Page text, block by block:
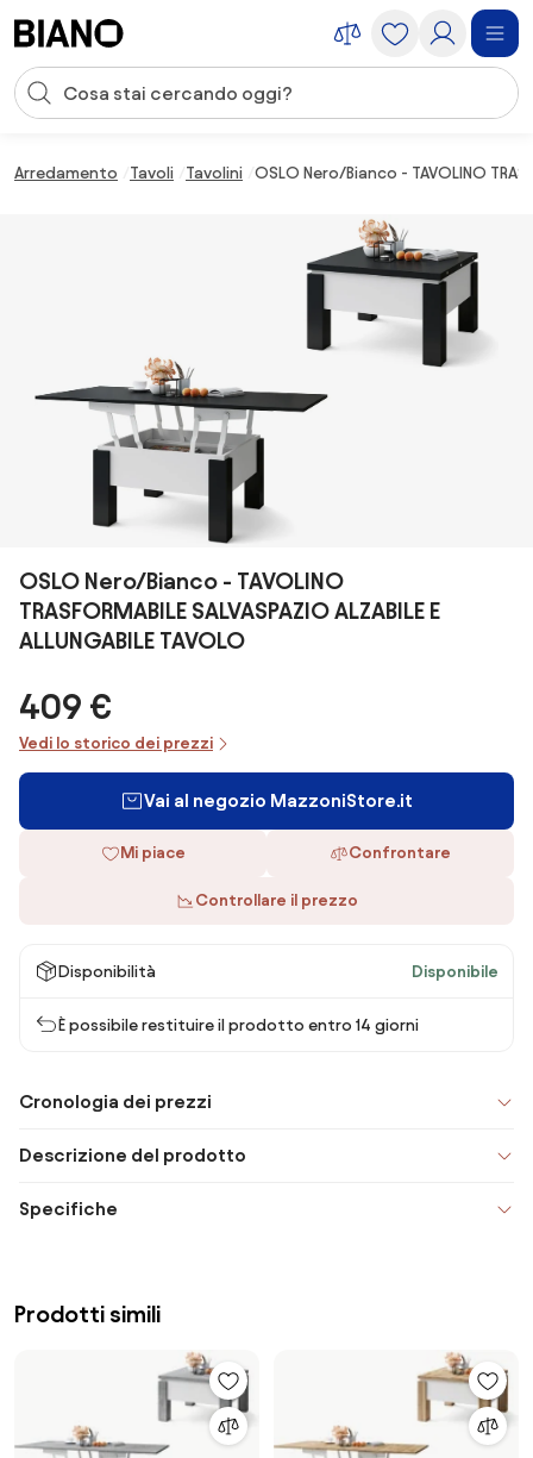
Input della ricerca
Arredamento Tavoli Tavolini OSLO Nero/Bianco - TAVOLINO
OSLO Nero/Bianco - TAVOLINO
TRASFORMABILE SALVASPAZIO ALZABILE E
ALLUNGABILE TAVOLO
409 €
Vedi lo storico dei prezzi
Vai al negozio MazzoniStore.it
Mi piace Confrontare
Controllare il prezzo
Disponibilità Disponibile
È possibile restituire il prodotto entro 14 giorni
Cronologia dei prezzi
Descrizione del prodotto
Specifiche
Prodotti simili